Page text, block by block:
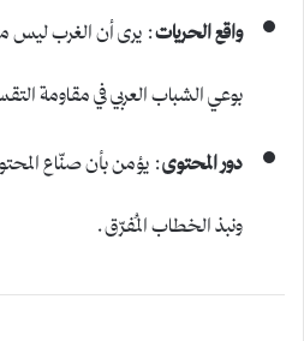
واقع الحريات: يرى أن الغرب ليس
بوعي الشباب العربي في مقاومة
دور المحتوى: يؤمن بأن صنّاع
ونبذ الخطاب المُفرّق.